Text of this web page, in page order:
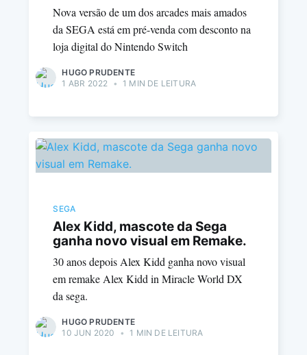
Nova versão de um dos arcades mais amados
da SEGA está em pré-venda com desconto na
loja digital do Nintendo Switch
HUGO PRUDENTE
1 ABR 2022
• 1 MIN DE LEITURA
SEGA
Alex Kidd, mascote da Sega
ganha novo visual em Remake.
30 anos depois Alex Kidd ganha novo visual
em remake Alex Kidd in Miracle World DX
da sega.
HUGO PRUDENTE
10 JUN 2020
• 1 MIN DE LEITURA